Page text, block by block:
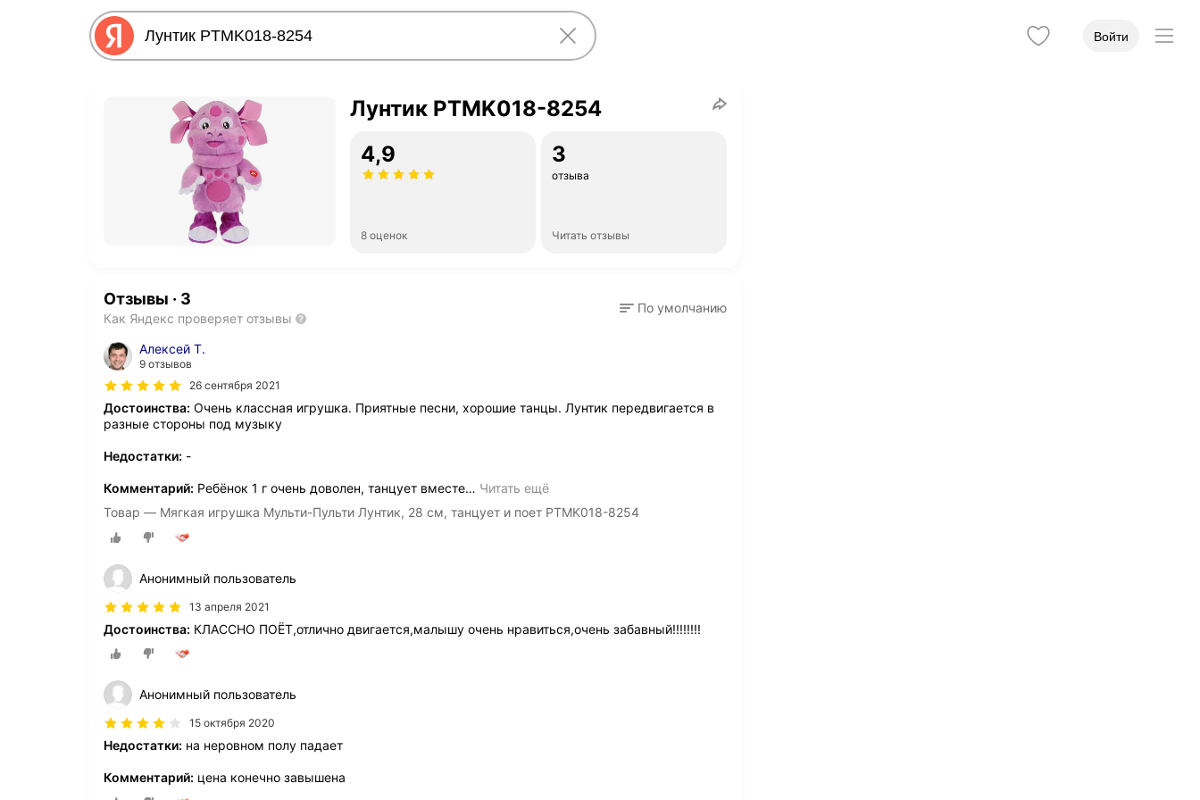
Войти
Лунтик PTMK018-8254
4,9
8 оценок
3
отзыва
Читать отзывы
Отзывы · 3
Как Яндекс проверяет отзывы
По умолчанию
Алексей Т.
9 отзывов
26 сентября 2021
Достоинства: Очень классная игрушка. Приятные песни, хорошие танцы. Лунтик передвигается в
разные стороны под музыку
Недостатки: -
Комментарий: Ребёнок 1 г очень доволен, танцует вместе… Читать ещё
Товар — Мягкая игрушка Мульти-Пульти Лунтик, 28 см, танцует и поет PTMK018-8254
Анонимный пользователь
13 апреля 2021
Достоинства: КЛАССНО ПОЁТ,отлично двигается,малышу очень нравиться,очень забавный!!!!!!!!
Анонимный пользователь
15 октября 2020
Недостатки: на неровном полу падает
Комментарий: цена конечно завышена